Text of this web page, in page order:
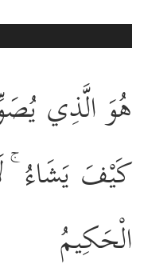
هُوَ الَّذِي
كَيْفَ يَشَاءُ
الْحَكِيمُ